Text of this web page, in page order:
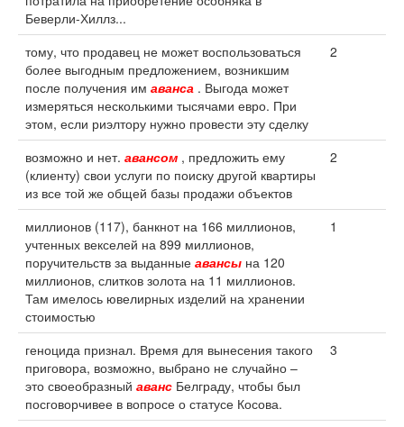
Беверли-Хиллз...
тому, что продавец не может воспользоваться
более выгодным предложением, возникшим
после получения им аванса . Выгода может
измеряться несколькими тысячами евро. При
этом, если риэлтору нужно провести эту сделку
2
возможно и нет. авансом , предложить ему
(клиенту) свои услуги по поиску другой квартиры
из все той же общей базы продажи объектов
2
миллионов (117), банкнот на 166 миллионов,
учтенных векселей на 899 миллионов,
поручительств за выданные авансы на 120
миллионов, слитков золота на 11 миллионов.
Там имелось ювелирных изделий на хранении
стоимостью
1
геноцида признал. Время для вынесения такого
приговора, возможно, выбрано не случайно –
это своеобразный аванс Белграду, чтобы был
посговорчивее в вопросе о статусе Косова.
3